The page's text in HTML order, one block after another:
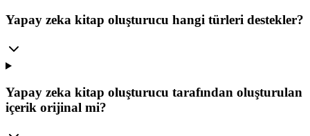
Yapay zeka kitap oluşturucu hangi türleri destekler?
Yapay zeka kitap oluşturucu tarafından oluşturulan
içerik orijinal mi?